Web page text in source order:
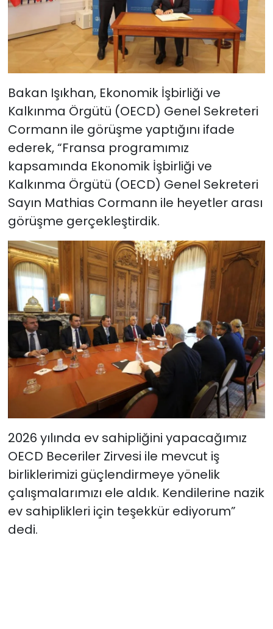
Bakan Işıkhan, Ekonomik İşbirliği ve
Kalkınma Örgütü (OECD) Genel Sekreteri
Cormann ile görüşme yaptığını ifade
ederek, “Fransa programımız
kapsamında Ekonomik İşbirliği ve
Kalkınma Örgütü (OECD) Genel Sekreteri
Sayın Mathias Cormann ile heyetler arası
görüşme gerçekleştirdik.
2026 yılında ev sahipliğini yapacağımız
OECD Beceriler Zirvesi ile mevcut iş
birliklerimizi güçlendirmeye yönelik
çalışmalarımızı ele aldık. Kendilerine nazik
ev sahiplikleri için teşekkür ediyorum”
dedi.